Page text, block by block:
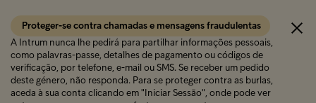
Proteger-se contra chamadas e mensagens fraudulentas
A Intrum nunca lhe pedirá para partilhar informações pessoais,
como palavras-passe, detalhes de pagamento ou códigos de
verificação, por telefone, e-mail ou SMS. Se receber um pedido
deste género, não responda. Para se proteger contra as burlas,
aceda à sua conta clicando em "Iniciar Sessão", onde pode ver